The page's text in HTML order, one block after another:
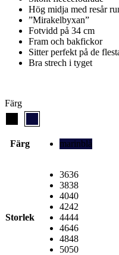
Hög midja med resår
”Mirakelbyxan”
Fotvidd på 34 cm
Fram och bakfickor
Sitter perfekt på de
Bra strech i tyget
Färg
Färg marinblå
Storlek
3636
3838
4040
4242
4444
4646
4848
5050